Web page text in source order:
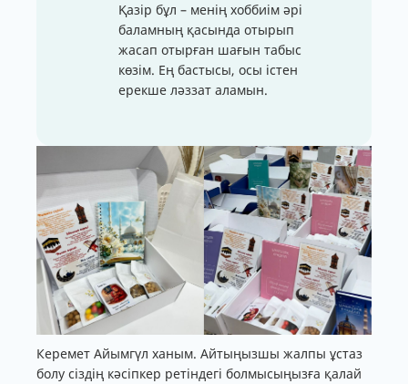
Қазір бұл – менің хоббиім әрі
баламның қасында отырып
жасап отырған шағын табыс
көзім. Ең бастысы, осы істен
ерекше ләззат аламын.
Керемет Айымгүл ханым. Айтыңызшы жалпы ұстаз
болу сіздің кәсіпкер ретіндегі болмысыңызға қалай